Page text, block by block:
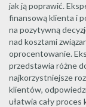
jak ją poprawić.
finansową klienta i
na pozytywną
nad kosztami
oprocentowanie.
przedstawia różne
najkorzystniejsze
klientów,
ułatwia cały proces